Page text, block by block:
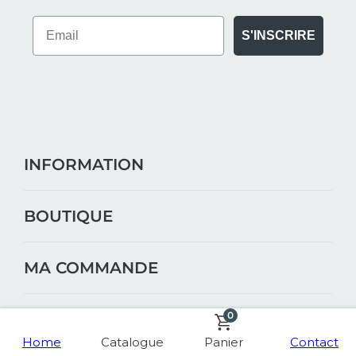
S'INSCRIRE
INFORMATION
BOUTIQUE
MA COMMANDE
Designé en France
Home Catalogue
0
Panier Contact